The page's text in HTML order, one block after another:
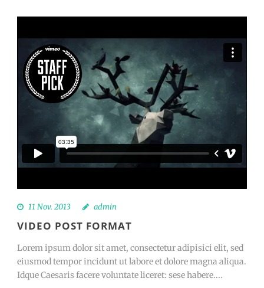
11 Nov. 2013 admin
VIDEO POST FORMAT
Lorem ipsum dolor sit amet, consectetur adipisici elit, sed
eiusmod tempor incidunt ut labore et dolore magna aliqua.
Idque Caesaris facere voluntate liceret: sese habere....